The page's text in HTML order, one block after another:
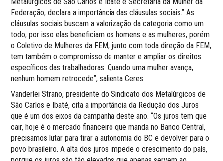
Federação, declara a importância das cláusulas sociais.” As
cláusulas sociais buscam a valorização da categoria como um
todo, por isso elas beneficiam os homens e as mulheres, porém
o Coletivo de Mulheres da FEM, junto com toda direção da FEM,
tem também o compromisso de manter e ampliar os direitos
específicos das trabalhadoras. Quando uma mulher avança,
nenhum homem retrocede”, salienta Ceres.
Vanderlei Strano, presidente do Sindicato dos Metalúrgicos de
São Carlos e Ibaté, cita a importância da Redução dos Juros
que é um dos eixos da campanha deste ano. “Os juros tem que
cair, hoje é o mercado financeiro que manda no Banco Central,
precisamos lutar para tirar a autonomia do BC e devolver para o
povo brasileiro. A alta dos juros impede o crescimento do país,